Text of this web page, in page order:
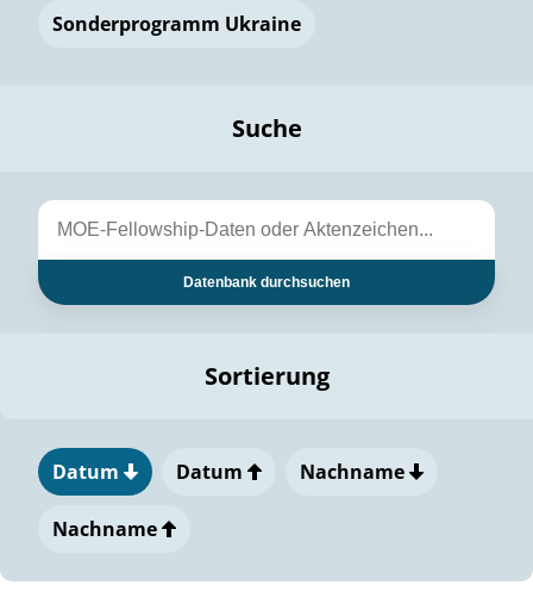
Sonderprogramm Ukraine
Suche
Datenbank durchsuchen
Sortierung
Datum Datum Nachname
Nachname